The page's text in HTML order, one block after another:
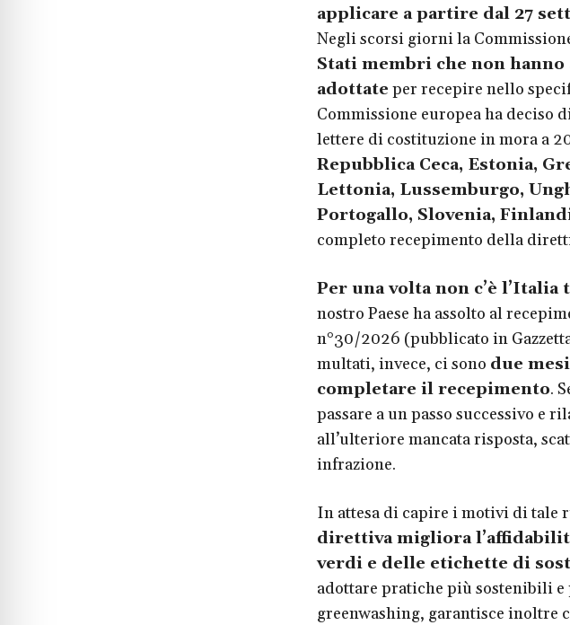
applicare a partire dal 27
Negli scorsi giorni la
Stati membri che non
adottate per recepire nello
Commissione europea ha
lettere di costituzione in mora a
Repubblica Ceca, Estonia,
Lettonia, Lussemburgo,
Portogallo, Slovenia,
completo recepimento della
Per una volta non c’è
nostro Paese ha assolto al
n°30/2026 (pubblicato in
multati, invece, ci sono due
completare il recepimento.
passare a un passo successivo e
all’ulteriore mancata risposta,
infrazione.
In attesa di capire i motivi di tale
direttiva migliora
verdi e delle etichette di
adottare pratiche più sostenibili e
greenwashing, garantisce inoltre